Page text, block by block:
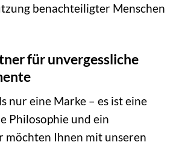
benachteiligter Menschen
für unvergessliche
nur eine Marke – es ist eine
Philosophie und ein
möchten Ihnen mit unseren